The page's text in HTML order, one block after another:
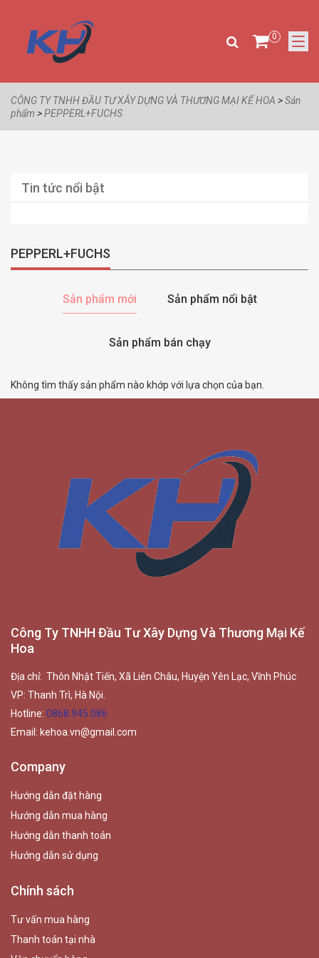
0
CÔNG TY TNHH ĐẦU TƯ XÂY DỰNG VÀ THƯƠNG MẠI KẾ HOA >Sản
phẩm >PEPPERL+FUCHS
Tin tức nổi bật
PEPPERL+FUCHS
Sản phẩm mới Sản phẩm nổi bật
Sản phẩm bán chạy
Không tìm thấy sản phẩm nào khớp với lựa chọn của bạn.
Công Ty TNHH Đầu Tư Xây Dựng Và Thương Mại Kế
Hoa
Địa chỉ: Thôn Nhật Tiến, Xã Liên Châu, Huyện Yên Lạc, Vĩnh Phúc
VP: Thanh Trì, Hà Nội.
Hotline: 0868.945.086
Email: kehoa.vn@gmail.com
Company
Hướng dẫn đặt hàng
Hướng dẫn mua hàng
Hướng dẫn thanh toán
Hướng dẫn sử dụng
Chính sách
Tư vấn mua hàng
Thanh toán tại nhà